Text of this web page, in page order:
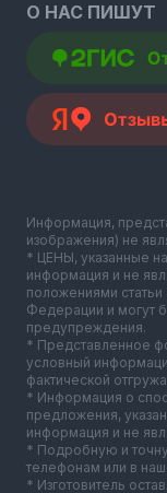
О НАС ПИШУТ
Информация,
изображения) не
* ЦЕНЫ, указанные
информация и не
положениями
Федерации и могут
предупреждения.
* Представленное
условный
фактической
* Информация о
предложения,
информация и не
* Подробную и
телефонам или в
* Изготовитель